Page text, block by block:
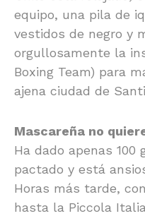
equipo, una pila de
vestidos de negro y
orgullosamente la
Boxing Team) para
ajena ciudad de
Mascareña no
Ha dado apenas 100
pactado y está
Horas más tarde,
hasta la Piccola